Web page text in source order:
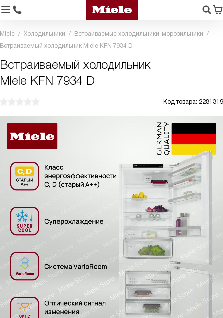
Miele Холодильники
Встраиваемые холодильники-морозильники
Встраиваемый холодильник Miele KFN 7934 D
Встраиваемый холодильник
Miele KFN 7934 D
Код товара: 2281319